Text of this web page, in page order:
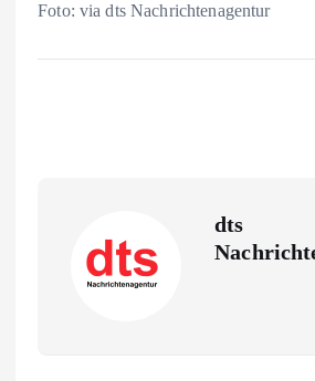
Foto: via dts Nachrichtenagentur
dts